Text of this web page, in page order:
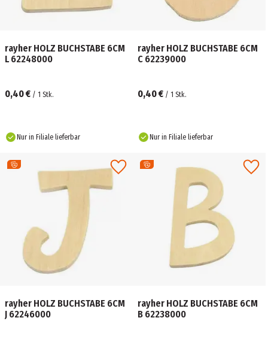
rayher HOLZ BUCHSTABE 6CM
L 62248000
0,40 € / 1 Stk.
Nur in Filiale lieferbar
rayher HOLZ BUCHSTABE 6CM
C 62239000
0,40 € / 1 Stk.
Nur in Filiale lieferbar
rayher HOLZ BUCHSTABE 6CM
J 62246000
rayher HOLZ BUCHSTABE 6CM
B 62238000